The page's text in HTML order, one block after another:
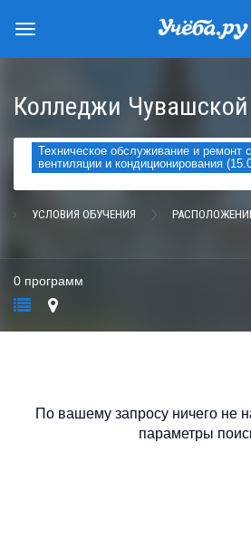
Колледжи
Техническое обслуживание и ремонт
вентиляции и кондиционирования
УСЛОВИЯ ОБУЧЕНИЯ
0 программ
По вашему запросу ничего не
параметры